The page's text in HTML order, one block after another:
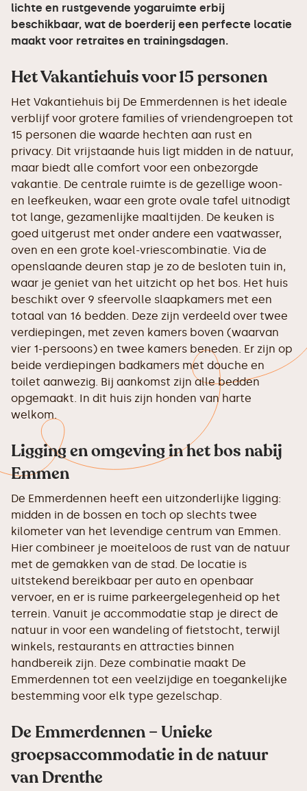
lichte en rustgevende yogaruimte erbij
beschikbaar, wat de boerderij een perfecte locatie
maakt voor retraites en trainingsdagen.
Het Vakantiehuis voor 15 personen
Het Vakantiehuis bij De Emmerdennen is het ideale
verblijf voor grotere families of vriendengroepen tot
15 personen die waarde hechten aan rust en
privacy. Dit vrijstaande huis ligt midden in de natuur,
maar biedt alle comfort voor een onbezorgde
vakantie. De centrale ruimte is de gezellige woon-
en leefkeuken, waar een grote ovale tafel uitnodigt
tot lange, gezamenlijke maaltijden. De keuken is
goed uitgerust met onder andere een vaatwasser,
oven en een grote koel-vriescombinatie. Via de
openslaande deuren stap je zo de besloten tuin in,
waar je geniet van het uitzicht op het bos. Het huis
beschikt over 9 sfeervolle slaapkamers met een
totaal van 16 bedden. Deze zijn verdeeld over twee
verdiepingen, met zeven kamers boven (waarvan
vier 1-persoons) en twee kamers beneden. Er zijn op
beide verdiepingen badkamers met douche en
toilet aanwezig. Bij aankomst zijn alle bedden
opgemaakt. In dit huis zijn honden van harte
welkom.
Ligging en omgeving in het bos nabij
Emmen
De Emmerdennen heeft een uitzonderlijke ligging:
midden in de bossen en toch op slechts twee
kilometer van het levendige centrum van Emmen.
Hier combineer je moeiteloos de rust van de natuur
met de gemakken van de stad. De locatie is
uitstekend bereikbaar per auto en openbaar
vervoer, en er is ruime parkeergelegenheid op het
terrein. Vanuit je accommodatie stap je direct de
natuur in voor een wandeling of fietstocht, terwijl
winkels, restaurants en attracties binnen
handbereik zijn. Deze combinatie maakt De
Emmerdennen tot een veelzijdige en toegankelijke
bestemming voor elk type gezelschap.
De Emmerdennen – Unieke
groepsaccommodatie in de natuur
van Drenthe